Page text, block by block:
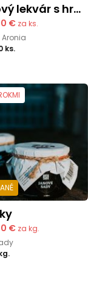
s hruškou a pomarančom 150g
€za ks.
ks.
€za kg.